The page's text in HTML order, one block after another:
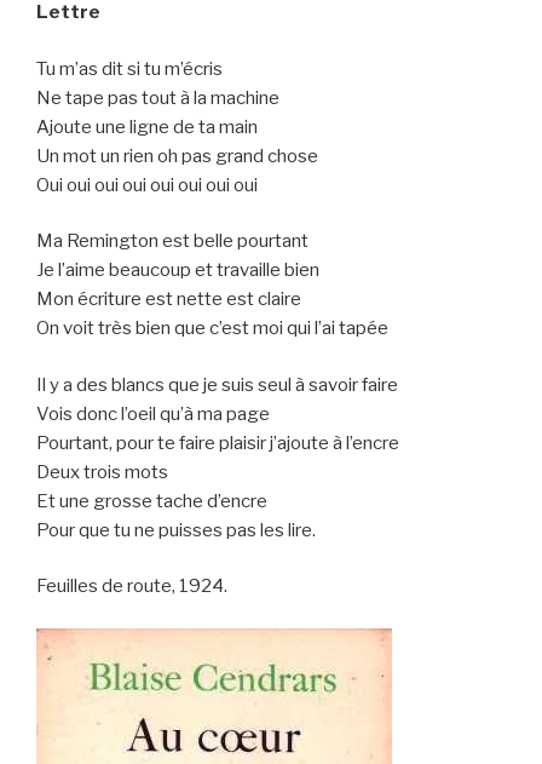
Lettre
Tu m’as dit si tu m’écris
Ne tape pas tout à la machine
Ajoute une ligne de ta main
Un mot un rien oh pas grand chose
Oui oui oui oui oui oui oui oui
Ma Remington est belle pourtant
Je l’aime beaucoup et travaille bien
Mon écriture est nette est claire
On voit très bien que c’est moi qui l’ai tapée
Il y a des blancs que je suis seul à savoir faire
Vois donc l’oeil qu’à ma page
Pourtant, pour te faire plaisir j’ajoute à l’encre
Deux trois mots
Et une grosse tache d’encre
Pour que tu ne puisses pas les lire.
Feuilles de route, 1924.